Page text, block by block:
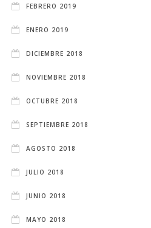
FEBRERO 2019
ENERO 2019
DICIEMBRE 2018
NOVIEMBRE 2018
OCTUBRE 2018
SEPTIEMBRE 2018
AGOSTO 2018
JULIO 2018
JUNIO 2018
MAYO 2018